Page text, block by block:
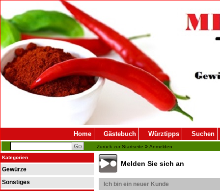
Home Gästebuch Würztipps Suchen
Zurück zur Startseite » Anmelden
Kategorien
Gewürze
Sonstiges
Melden Sie sich an
Ich bin ein neuer Kunde